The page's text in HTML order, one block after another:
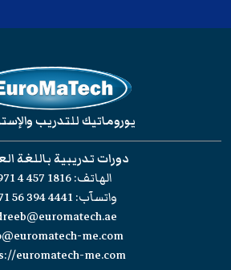
يوروماتيك للتدريب
دورات تدريبية باللغة
الهاتف:4 457 1816
واتسآب:56 394 4441
me.com
euromatech-me.com